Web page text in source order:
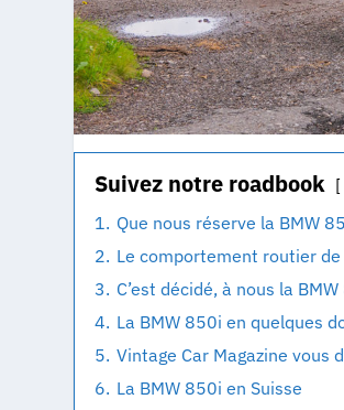
Suivez notre roadbook
1. Que nous réserve la BMW
2. Le comportement routier
3. C’est décidé, à nous la
4. La BMW 850i en quelques
5. Vintage Car Magazine vous
6. La BMW 850i en Suisse